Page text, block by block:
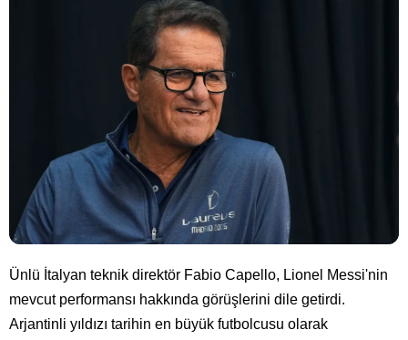
Ünlü İtalyan teknik direktör Fabio Capello, Lionel Messi'nin
mevcut performansı hakkında görüşlerini dile getirdi.
Arjantinli yıldızı tarihin en büyük futbolcusu olarak